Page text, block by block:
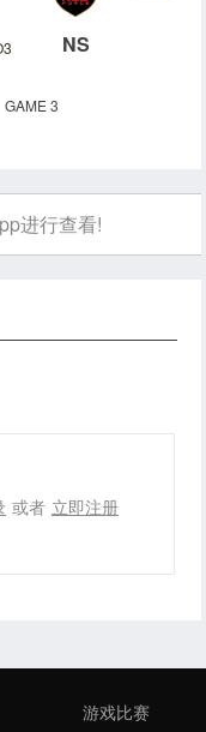
NS
GAME 3
进行查看!
或者 立即注册
游戏比赛